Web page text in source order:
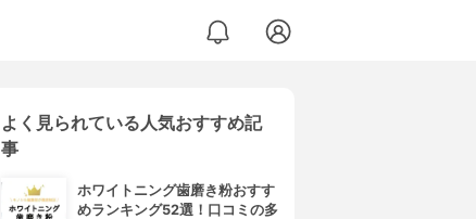
よく見られている人気おすすめ記
事
ホワイトニング歯磨き粉おすす
めランキング52選！口コミの多